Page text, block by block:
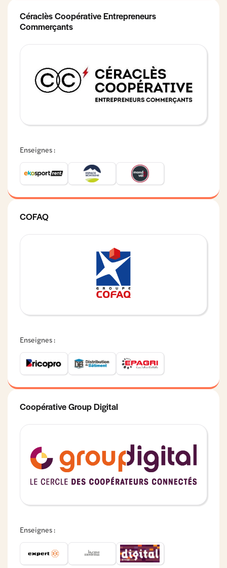
Céraclès Coopérative Entrepreneurs
Commerçants
Enseignes :
COFAQ
Enseignes :
Coopérative Group Digital
Enseignes :